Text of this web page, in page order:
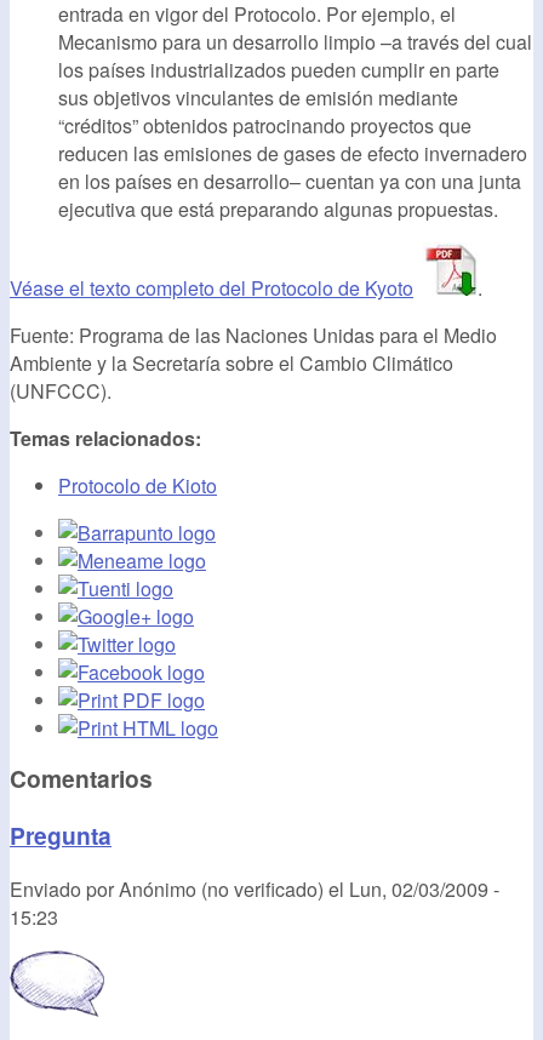
entrada en vigor del Protocolo. Por ejemplo, el
Mecanismo para un desarrollo limpio –a través del cual
los países industrializados pueden cumplir en parte
sus objetivos vinculantes de emisión mediante
“créditos” obtenidos patrocinando proyectos que
reducen las emisiones de gases de efecto invernadero
en los países en desarrollo– cuentan ya con una junta
ejecutiva que está preparando algunas propuestas.
Véase el texto completo del Protocolo de Kyoto
.
Fuente: Programa de las Naciones Unidas para el Medio
Ambiente y la Secretaría sobre el Cambio Climático
(UNFCCC).
Temas relacionados:
Protocolo de Kioto
Comentarios
Pregunta
Enviado porAnónimo (no verificado) el Lun, 02/03/2009 -
15:23